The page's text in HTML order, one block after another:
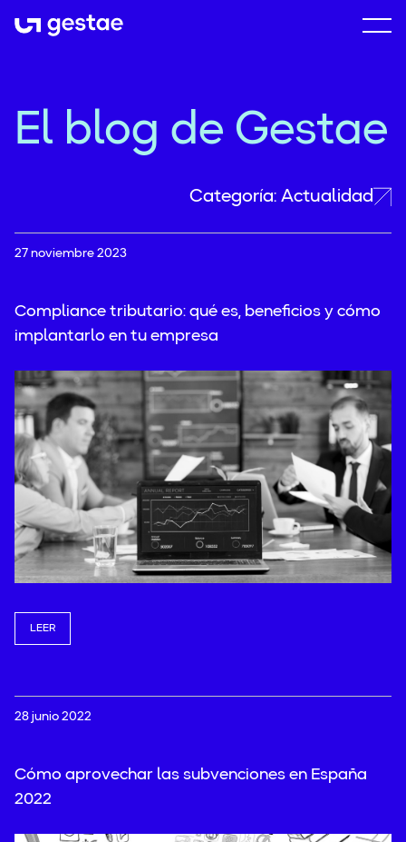
Servicios
Asesoramiento a empresas
Asesoramiento Fiscal
Asesoramiento Contable
Gestión de Subvenciones
Mejora empresarial continua
Ley de la Segunda Oportunidad
Concurso de Acreedores
Gestae Renting
El blog de Gestae
Categoría: Actualidad
Economía/Financiero/
Gestae Asesores/Jurisprudencia/
Laboral/Marketing/Renting/
Traspaso negocios/Uncategorized/
Todas
27 noviembre 2023
Compliance tributario: qué es, beneficios y cómo
implantarlo en tu empresa
LEER
28 junio 2022
Cómo aprovechar las subvenciones en España
2022